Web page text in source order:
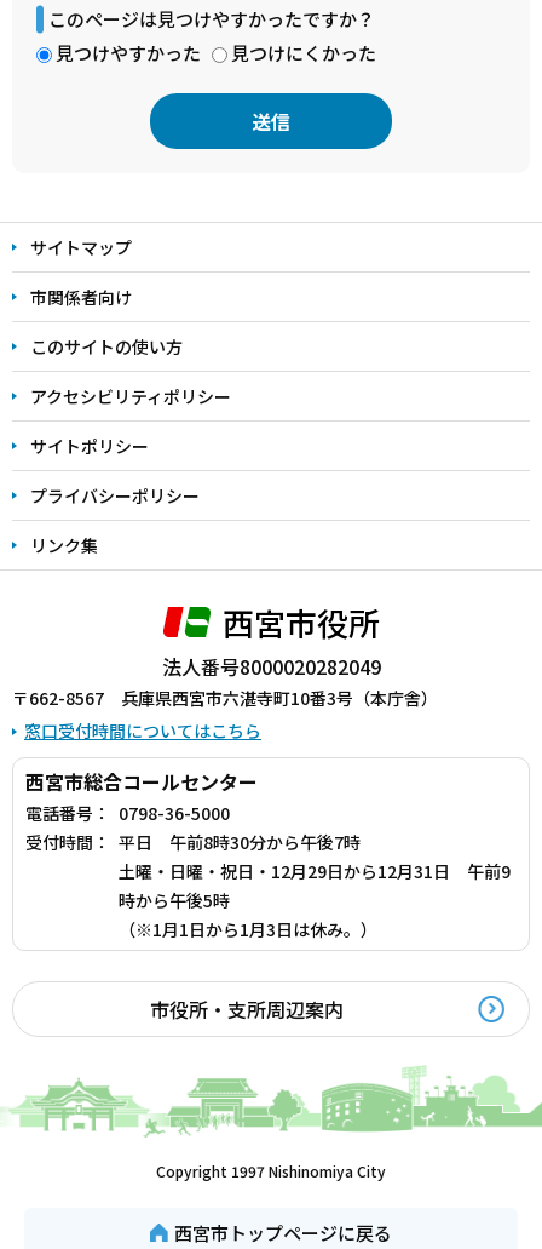
このページは見つけやすかったですか？
見つけやすかった
見つけにくかった
文
こ
こ
ま
で
サイトマップ
市関係者向け
このサイトの使い方
アクセシビリティポリシー
サイトポリシー
プライバシーポリシー
リンク集
西宮市役所
法人番号8000020282049
〒662-8567 兵庫県西宮市六湛寺町10番3号（本庁舎）
窓口受付時間についてはこちら
西宮市総合コールセンター
電話番号：
0798-36-5000
受付時間：
平日 午前8時30分から午後7時
土曜・日曜・祝日・12月29日から12月31日 午前9
時から午後5時
（※1月1日から1月3日は休み。）
市役所・支所周辺案内
Copyright 1997 Nishinomiya City
西宮市トップページに戻る